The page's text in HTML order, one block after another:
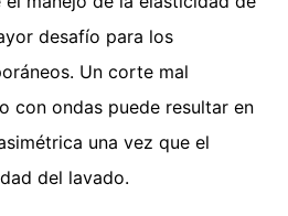
desafío para los
Un corte mal
con ondas puede resultar en
una vez que el
del lavado.